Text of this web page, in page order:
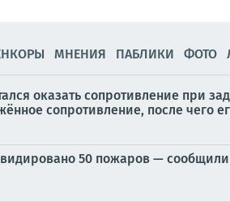
МНЕНИЯ ПАБЛИКИ ФОТО
оказать сопротивление при
сопротивление, после чего
50 пожаров —